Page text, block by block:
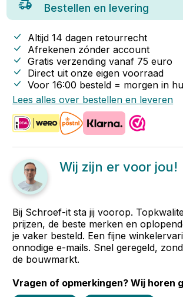
Bestellen en levering
Altijd 14 dagen retourrecht
Afrekenen zónder account
Gratis verzending vanaf 75 euro
Direct uit onze eigen voorraad
Voor 16:00 besteld = morgen in
Lees alles over bestellen en leveren
Wij zijn er voor jou!
Bij Schroef-it sta jij voorop.
prijzen, de beste merken en
je vaker besteld. Een fijne
onnodige e-mails. Snel geregeld,
de bouwmarkt.
Vragen of opmerkingen? Wij horen